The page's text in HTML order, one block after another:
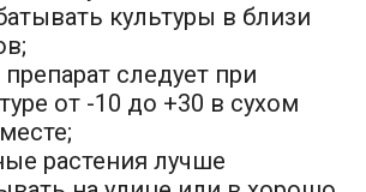
культуры в близи
следует при
от -10 до +30 в сухом
растения лучше